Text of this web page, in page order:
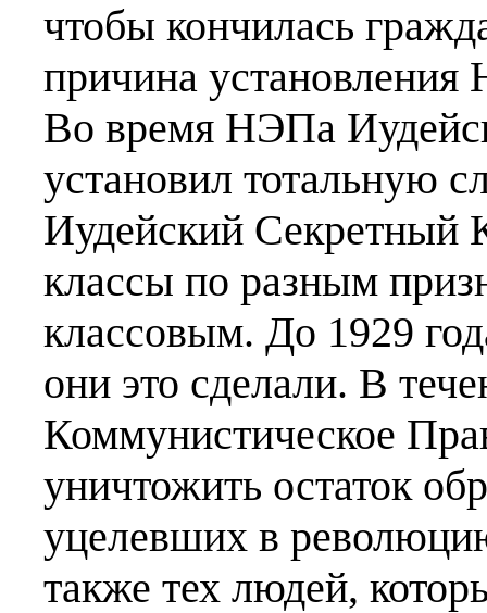
чтобы кончилась
причина
Во время НЭПа
установил тотальную
Иудейский Секретный
классы по разным
классовым. До 1929
они это сделали. В
Коммунистическое
уничтожить остаток
уцелевших в
также тех людей,